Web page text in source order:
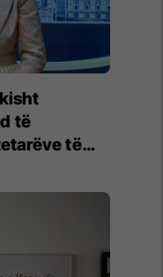
të
të
e
Paunoviq